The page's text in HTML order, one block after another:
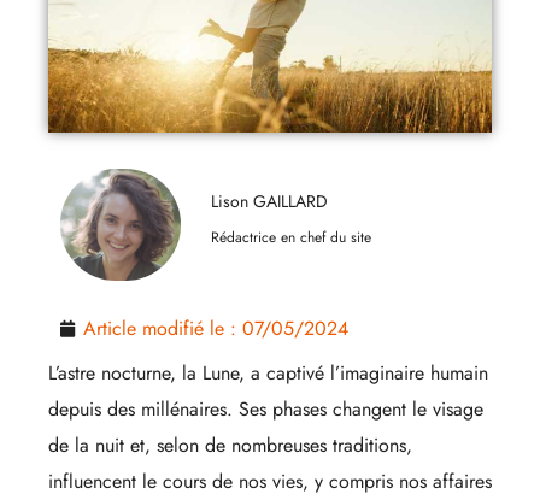
Lison GAILLARD
Rédactrice en chef du site
Article modifié le : 07/05/2024
L’astre nocturne, la Lune, a captivé l’imaginaire humain
depuis des millénaires. Ses phases changent le visage
de la nuit et, selon de nombreuses traditions,
influencent le cours de nos vies, y compris nos affaires